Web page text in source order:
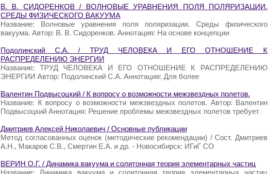
В. В. СИДОРЕНКОВ / ВОЛНОВЫЕ УРАВНЕНИЯ ПОЛЯ ПОЛЯРИЗАЦИИ.
СРЕДЫ ФИЗИЧЕСКОГО ВАКУУМА
Название: Волновые уравнения поля поляризации. Среды физического
вакуума. Автор: В. В. Сидоренков. Аннотация: На основе концепции
Подолинский С.А. / ТРУД ЧЕЛОВЕКА И ЕГО ОТНОШЕНИЕ К
РАСПРЕДЕЛЕНИЮ ЭНЕРГИИ
Название: ТРУД ЧЕЛОВЕКА И ЕГО ОТНОШЕНИЕ К РАСПРЕДЕЛЕНИЮ
ЭНЕРГИИ Автор: Подолинский С.А. Аннотация: Для более
Валентин Подвысоцкий / К вопросу о возможности межзвездных полетов.
Название: К вопросу о возможности межзвездных полетов. Автор: Валентин
Подвысоцкий Аннотация: Решение проблемы межзвездных полетов требует
Дмитриев Алексей Николаевич / Основные публикации
Метод согласованных оценок (методические рекомендации) / Сост. Дмитриев
А.Н., Макаров С.В., Смертин Е.А. и др. - Новосибирск: ИГиГ СО
ВЕРИН О.Г. / Динамика вакуума и солитонная теория элементарных частиц